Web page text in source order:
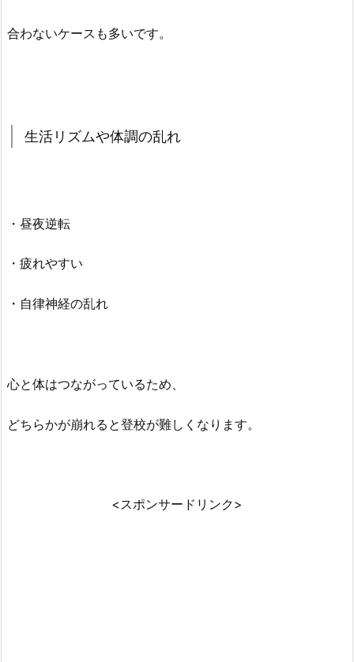
合わないケースも多いです。
生活リズムや体調の乱れ
・昼夜逆転
・疲れやすい
・自律神経の乱れ
心と体はつながっているため、
どちらかが崩れると登校が難しくなります。
<スポンサードリンク>